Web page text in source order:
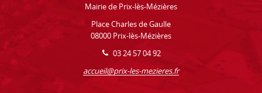
Mairie de Prix-lès-Mézières
Place Charles de Gaulle
08000 Prix-lès-Mézières
03 24 57 04 92
accueil@prix-les-mezieres.fr